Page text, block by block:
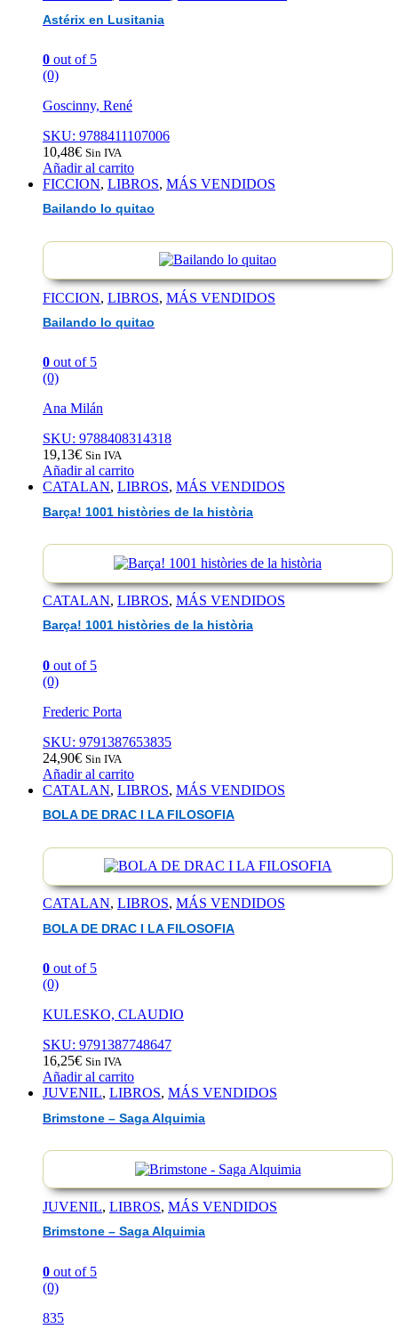
Astérix en Lusitania
0 out of 5
(0)
Goscinny, René
SKU: 9788411107006
10,48€ Sin IVA
Añadir al carrito
FICCION, LIBROS, MÁS VENDIDOS
Bailando lo quitao
FICCION, LIBROS, MÁS VENDIDOS
Bailando lo quitao
0 out of 5
(0)
Ana Milán
SKU: 9788408314318
19,13€ Sin IVA
Añadir al carrito
CATALAN, LIBROS, MÁS VENDIDOS
Barça! 1001 històries de la història
CATALAN, LIBROS, MÁS VENDIDOS
Barça! 1001 històries de la història
0 out of 5
(0)
Frederic Porta
SKU: 9791387653835
24,90€ Sin IVA
Añadir al carrito
CATALAN, LIBROS, MÁS VENDIDOS
BOLA DE DRAC I LA FILOSOFIA
CATALAN, LIBROS, MÁS VENDIDOS
BOLA DE DRAC I LA FILOSOFIA
0 out of 5
(0)
KULESKO, CLAUDIO
SKU: 9791387748647
16,25€ Sin IVA
Añadir al carrito
JUVENIL, LIBROS, MÁS VENDIDOS
Brimstone – Saga Alquimia
JUVENIL, LIBROS, MÁS VENDIDOS
Brimstone – Saga Alquimia
0 out of 5
(0)
835